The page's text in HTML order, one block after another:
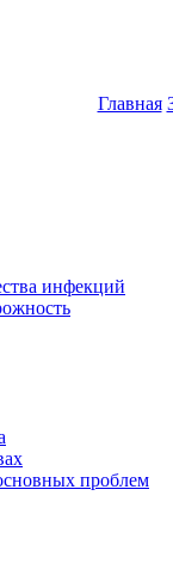
Главная
инфекций
проблем